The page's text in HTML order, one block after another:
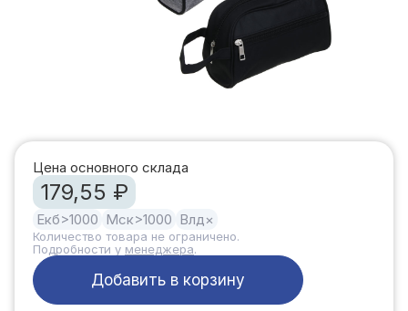
Цена основного склада
179,55 ₽
Екб>1000 Мск>1000 Влд ×
Количество товара не ограничено.
Подробности у менеджера.
Добавить в корзину